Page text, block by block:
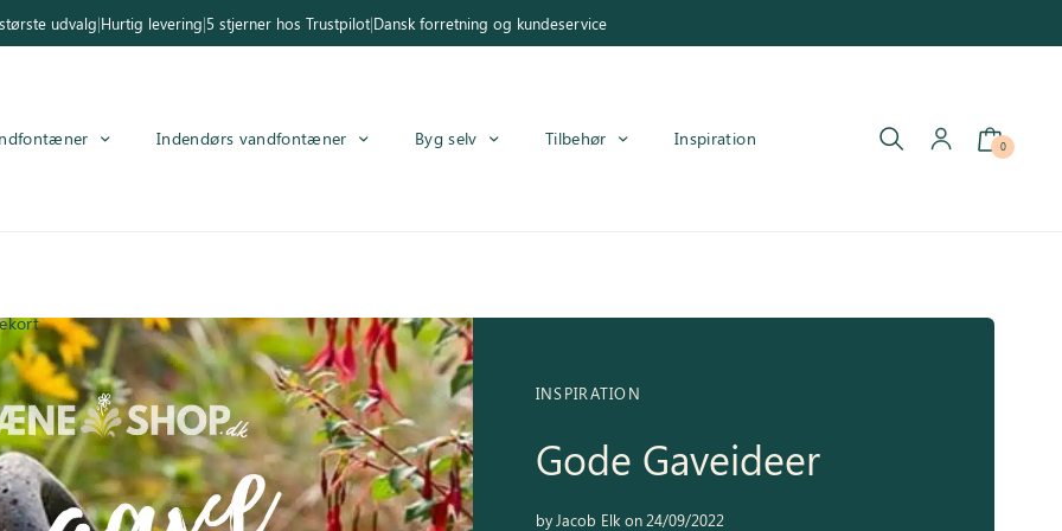
udvalg|Hurtig levering|5 stjerner hos Trustpilot|Dansk forretning og kundeservice
Indendørs vandfontæner Byg selv Tilbehør Inspiration 0
INSPIRATION
Gode Gaveideer
by Jacob Elk on 24/09/2022